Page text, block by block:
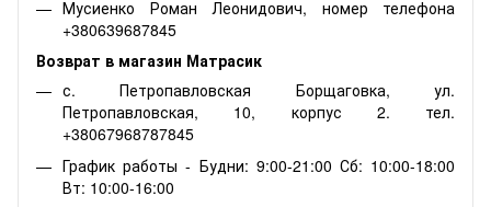
Мусиенко Роман Леонидович, номер телефона
+380639687845
Возврат в магазин Матрасик
с. Петропавловская Борщаговка, ул.
Петропавловская, 10, корпус 2. тел.
+38067968787845
График работы - Будни: 9:00-21:00 Сб: 10:00-18:00
Вт: 10:00-16:00